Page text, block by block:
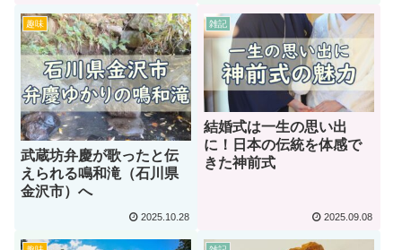
趣味
武蔵坊弁慶が歌ったと伝
えられる鳴和滝（石川県
金沢市）へ
2025.10.28
雑記
結婚式は一生の思い出
に！日本の伝統を体感で
きた神前式
2025.09.08